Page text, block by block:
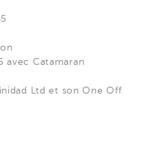
avec Catamaran
Ltd et son One Off